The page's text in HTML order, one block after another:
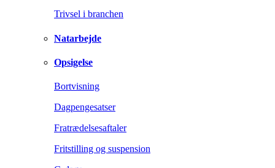
Trivsel i branchen
Natarbejde
Opsigelse
Bortvisning
Dagpengesatser
Fratrædelsesaftaler
Fritstilling og suspension